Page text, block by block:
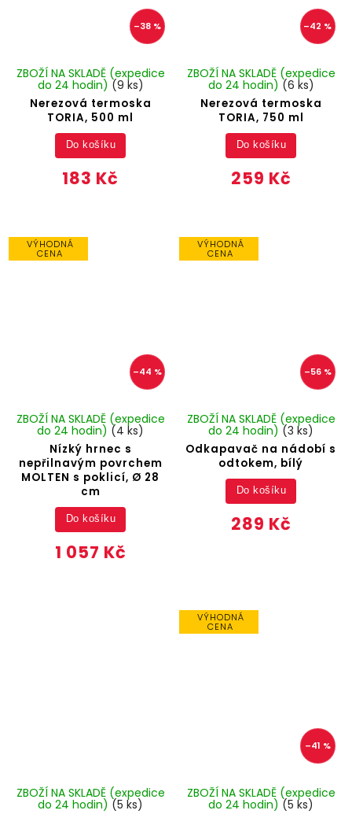
–38 %
Nerezová termoska
TORIA, 500 ml
ZBOŽÍ NA SKLADĚ (expedice
do 24 hodin) (9 ks)
183 Kč
Do košíku
–42 %
Nerezová termoska
TORIA, 750 ml
ZBOŽÍ NA SKLADĚ (expedice
do 24 hodin) (6 ks)
259 Kč
Do košíku
VÝHODNÁ
CENA
–44 %
Nízký hrnec s
nepřilnavým povrchem
MOLTEN s poklicí, Ø 28
cm
ZBOŽÍ NA SKLADĚ (expedice
do 24 hodin) (4 ks)
1 057 Kč
Do košíku
VÝHODNÁ
CENA
–56 %
Odkapavač na nádobí s
odtokem, bílý
ZBOŽÍ NA SKLADĚ (expedice
do 24 hodin) (3 ks)
289 Kč
Do košíku
ZBOŽÍ NA SKLADĚ (expedice
do 24 hodin) (5 ks)
VÝHODNÁ
CENA
–41 %
ZBOŽÍ NA SKLADĚ (expedice
do 24 hodin) (5 ks)